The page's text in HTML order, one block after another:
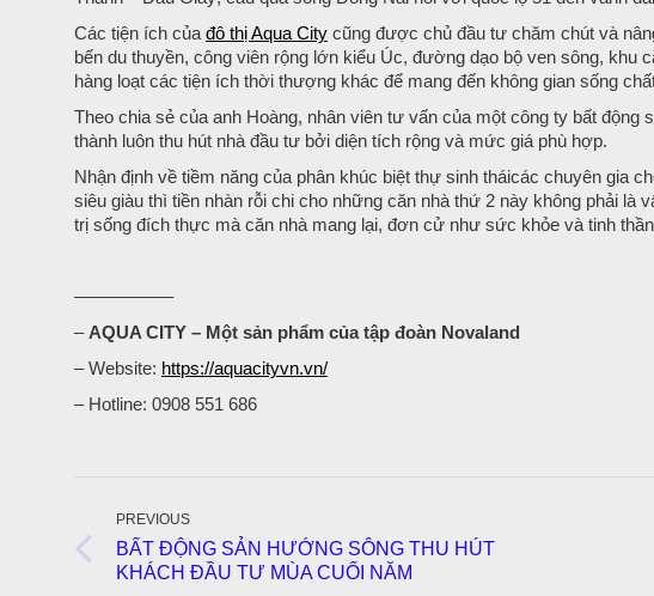
Các tiện ích của đô thị Aqua City cũng được chủ đầu tư chăm chút và
bến du thuyền, công viên rộng lớn kiểu Úc, đường dạo bộ ven sông, khu
hàng loạt các tiện ích thời thượng khác để mang đến không gian sống
Theo chia sẻ của anh Hoàng, nhân viên tư vấn của một công ty bất động
thành luôn thu hút nhà đầu tư bởi diện tích rộng và mức giá phù hợp.
Nhận định về tiềm năng của phân khúc biệt thự sinh tháicác chuyên gia
siêu giàu thì tiền nhàn rỗi chi cho những căn nhà thứ 2 này không phải là
trị sống đích thực mà căn nhà mang lại, đơn cử như sức khỏe và tinh
—————–
– AQUA CITY – Một sản phẩm của tập đoàn Novaland
– Website: https://aquacityvn.vn/
– Hotline: 0908 551 686
navigation
PREVIOUS
Previous
post:
BẤT ĐỘNG SẢN HƯỚNG SÔNG THU HÚT
KHÁCH ĐẦU TƯ MÙA CUỐI NĂM